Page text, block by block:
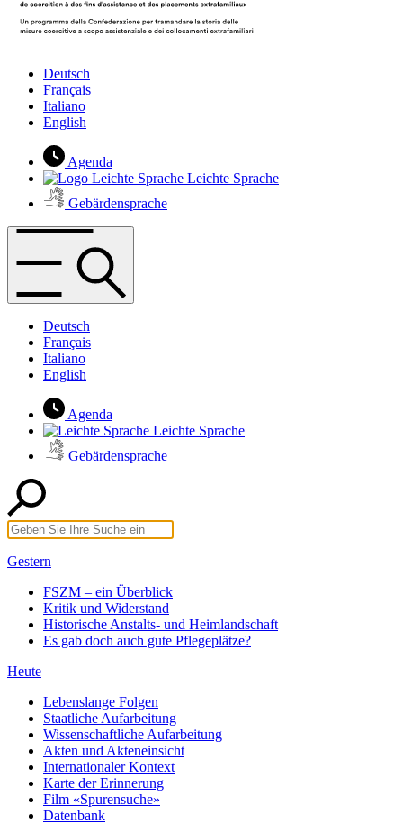
Deutsch
Français
Italiano
English
Agenda
Leichte Sprache
Gebärdensprache
Deutsch
Français
Italiano
English
Agenda
Leichte Sprache
Gebärdensprache
Gestern
FSZM – ein Überblick
Kritik und Widerstand
Historische Anstalts- und Heimlandschaft
Es gab doch auch gute Pflegeplätze?
Heute
Lebenslange Folgen
Staatliche Aufarbeitung
Wissenschaftliche Aufarbeitung
Akten und Akteneinsicht
Internationaler Kontext
Karte der Erinnerung
Film «Spurensuche»
Datenbank